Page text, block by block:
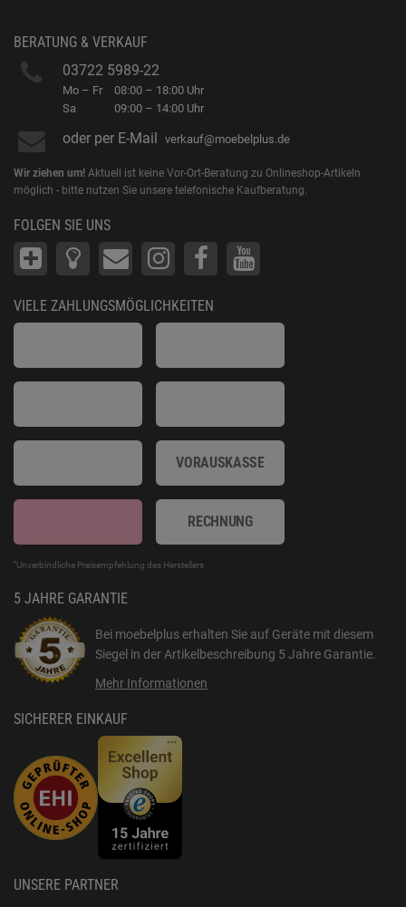
BERATUNG & VERKAUF
03722 5989-22
Mo – Fr
Sa
08:00 – 18:00 Uhr
09:00 – 14:00 Uhr
oder per E-Mail verkauf@moebelplus.de
Wir ziehen um! Aktuell ist keine Vor-Ort-Beratung zu Onlineshop-Artikeln
möglich - bitte nutzen Sie unsere telefonische Kaufberatung.
FOLGEN SIE UNS
VIELE ZAHLUNGSMÖGLICHKEITEN
VORAUSKASSE
RECHNUNG
*Unverbindliche Preisempfehlung des Herstellers
5 JAHRE GARANTIE
Bei moebelplus erhalten Sie auf Geräte mit diesem
Siegel in der Artikelbeschreibung 5 Jahre Garantie.
Mehr Informationen
SICHERER EINKAUF
UNSERE PARTNER